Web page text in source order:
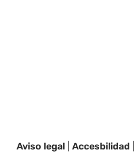
Aviso legal| Accesbilidad